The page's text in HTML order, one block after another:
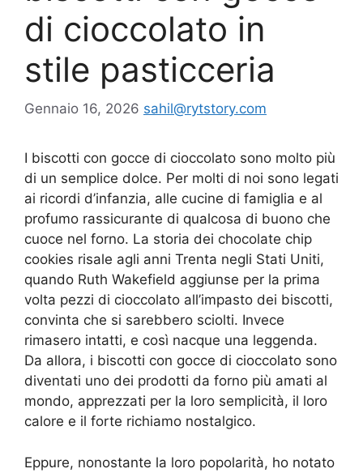
di cioccolato in
stile pasticceria
Gennaio 16, 2026 sahil@rytstory.com
I biscotti con gocce di cioccolato sono molto più
di un semplice dolce. Per molti di noi sono legati
ai ricordi d’infanzia, alle cucine di famiglia e al
profumo rassicurante di qualcosa di buono che
cuoce nel forno. La storia dei chocolate chip
cookies risale agli anni Trenta negli Stati Uniti,
quando Ruth Wakefield aggiunse per la prima
volta pezzi di cioccolato all’impasto dei biscotti,
convinta che si sarebbero sciolti. Invece
rimasero intatti, e così nacque una leggenda.
Da allora, i biscotti con gocce di cioccolato sono
diventati uno dei prodotti da forno più amati al
mondo, apprezzati per la loro semplicità, il loro
calore e il forte richiamo nostalgico.
Eppure, nonostante la loro popolarità, ho notato